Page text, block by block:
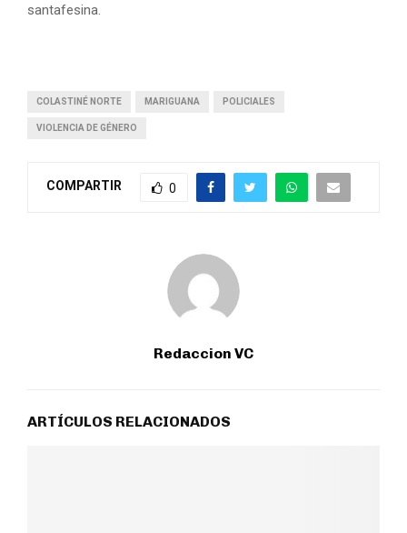
santafesina.
COLASTINÉ NORTE MARIGUANA POLICIALES
VIOLENCIA DE GÉNERO
COMPARTIR 0
Redaccion VC
ARTÍCULOS RELACIONADOS